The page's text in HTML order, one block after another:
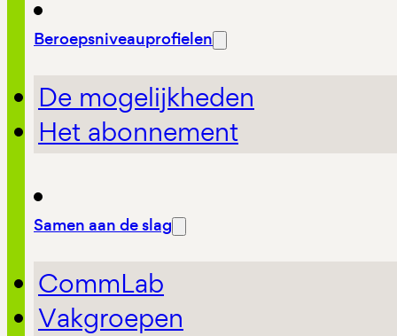
Beroepsniveauprofielen
De mogelijkheden
Het abonnement
Samen aan de slag
CommLab
Vakgroepen